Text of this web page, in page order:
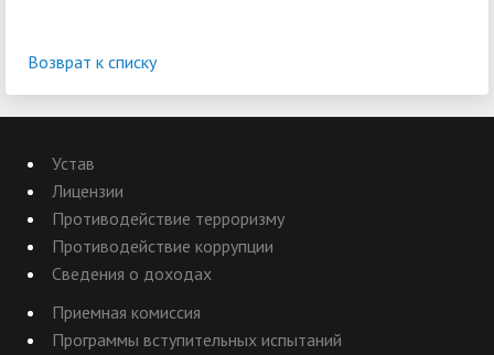
Возврат к списку
Устав
Лицензии
Противодействие терроризму
Противодействие коррупции
Сведения о доходах
Приемная комиссия
Программы вступительных испытаний